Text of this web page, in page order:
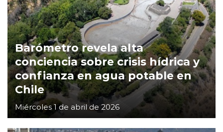
Barómetro revela alta
conciencia sobre crisis hídrica y
confianza en agua potable en
Chile
Miércoles 1 de abril de 2026